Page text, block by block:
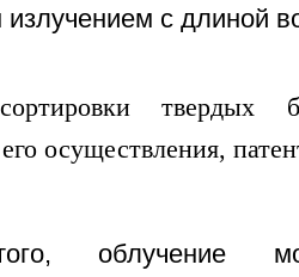
излучением с длиной
облучение